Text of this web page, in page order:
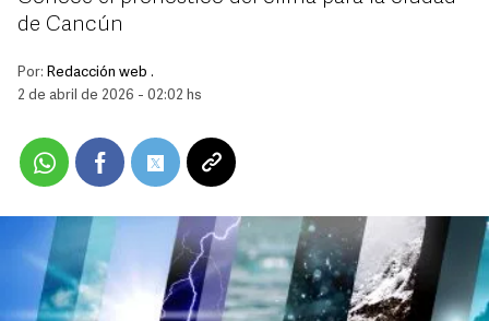
de Cancún
Por: Redacción web .
2 de abril de 2026 - 02:02 hs